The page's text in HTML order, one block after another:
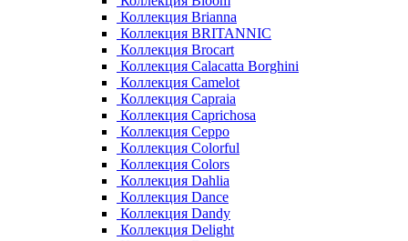
Коллекция Brianna
Коллекция BRITANNIC
Коллекция Brocart
Коллекция Calacatta Borghini
Коллекция Camelot
Коллекция Capraia
Коллекция Caprichosa
Коллекция Ceppo
Коллекция Colorful
Коллекция Colors
Коллекция Dahlia
Коллекция Dance
Коллекция Dandy
Коллекция Delight